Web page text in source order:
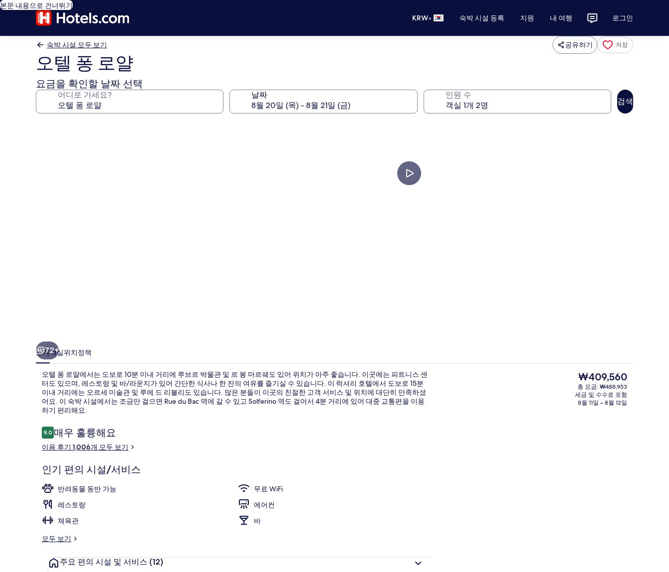
본문 내용으로 건너뛰기
KRW• 숙박 시설 등록 지원 내 여행 로그인
숙박 시설 모두 보기 공유하기 저장
오텔 퐁 로얄
요금을 확인할 날짜 선택
어디로 가세요? 날짜 인원 수
검색
디럭스 트리플룸 | 1 개의 침실, 고급 침구, 필로우탑 침대, 미니바매일 뷔페 아침 식사 유료
72+
소개객실위치정책
오텔 퐁 로얄에서는 도보로 10분 이내 거리에 루브르 박물관 및 르 봉 마르쉐도 있어 위치가 아주 좋습니다. 이곳에는 피트니스 센
터도 있으며, 레스토랑 및 바/라운지가 있어 간단한 식사나 한 잔의 여유를 즐기실 수 있습니다. 이 럭셔리 호텔에서 도보로 15분
이내 거리에는 오르세 미술관 및 루에 드 리볼리도 있습니다. 많은 분들이 이곳의 친절한 고객 서비스 및 위치에 대단히 만족하셨
어요. 이 숙박 시설에서는 조금만 걸으면 Rue du Bac 역에 갈 수 있고 Solferino 역도 걸어서 4분 거리에 있어 대중 교통편을 이용
하기 편리해요.
이
용
후
9.010점 만점 중 9.0점.
매우 훌륭해요
이용 후기 1,006개 모두 보기
인기 편의 시설/서비스
반려동물 동반 가능
무료 WiFi
레스토랑
에어컨
체육관
바
모두 보기
주요 편의 시설 및 서비스 (12)
현
재
가
격
₩409,560
총 요금: ₩488,953
세금 및 수수료 포함
8월 11일 ~ 8월 12일